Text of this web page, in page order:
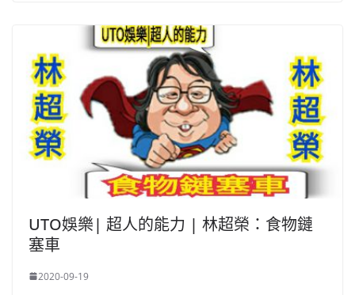
UTO娛樂| 超人的能力 | 林超榮：食物鏈
塞車
2020-09-19